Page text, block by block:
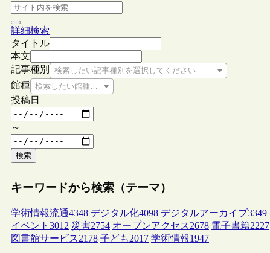
詳細検索
タイトル
本文
記事種別
検索したい記事種別を選択してください
館種 検索したい館種を選択してください
投稿日
～
検索
キーワードから検索（テーマ）
学術情報流通4348 デジタル化4098 デジタルアーカイブ3349
イベント 3012 災害2754 オープンアクセス2678 電子書籍2227
図書館サービス2178 子ども2017 学術情報1947